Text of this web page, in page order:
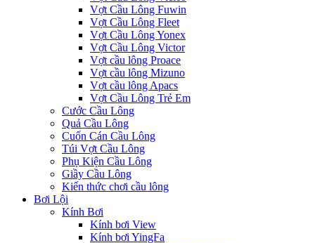
Vợt Cầu Lông Fuwin
Vợt Cầu Lông Fleet
Vợt Cầu Lông Yonex
Vợt Cầu Lông Victor
Vợt cầu lông Proace
Vợt cầu lông Mizuno
Vợt cầu lông Apacs
Vợt Cầu Lông Trẻ Em
Cước Cầu Lông
Quả Cầu Lông
Cuốn Cán Cầu Lông
Túi Vợt Cầu Lông
Phụ Kiện Cầu Lông
Giầy Cầu Lông
Kiến thức chơi cầu lông
Bơi Lội
Kính Bơi
Kính bơi View
Kính bơi YingFa